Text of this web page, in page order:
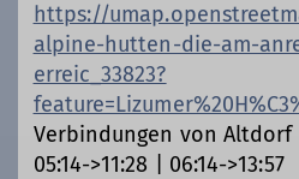
https://
alpine-hutten-die-am-
erreic_33823?
Verbindungen von Altdorf
05:14->11:28 | 06:14->13:57